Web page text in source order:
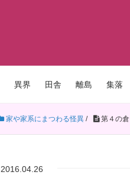
異界 田舎 離島 集落
家や家系にまつわる怪異 / 第４の倉
2016.04.26